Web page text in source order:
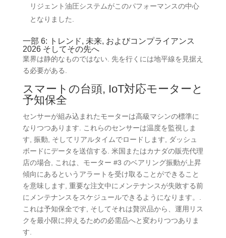
リジェント油圧システムがこのパフォーマンスの中心
となりました.
一部 6: トレンド, 未来, およびコンプライアンス
2026 そしてその先へ
業界は静的なものではない. 先を行くには地平線を見据え
る必要がある.
スマートの台頭, IoT対応モーターと
予知保全
センサーが組み込まれたモーターは高級マシンの標準に
なりつつあります. これらのセンサーは温度を監視しま
す, 振動, そしてリアルタイムでロードします, ダッシュ
ボードにデータを送信する. 米国またはカナダの販売代理
店の場合,
これは、モーター #3 のベアリング振動が上昇
傾向にあるというアラートを受け取ることができること
を意味します , 重要な注文中にメンテナンスが失敗する前
にメンテナンスをスケジュールできるようになります。.
これは予知保全です, そしてそれは贅沢品から、運用リス
クを最小限に抑えるための必需品へと変わりつつありま
す